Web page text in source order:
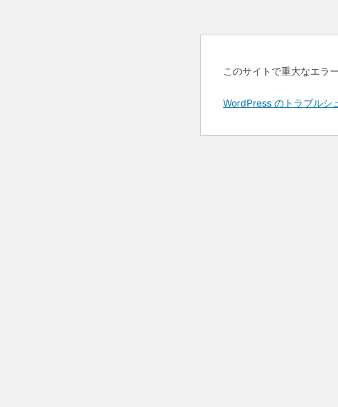
このサイトで重大なエラ
WordPress のトラブルシ